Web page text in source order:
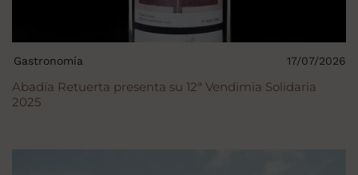
Abadía Retuerta presenta su 12ª Vendimia Solidaria
2025
Gastronomía 17/07/2026